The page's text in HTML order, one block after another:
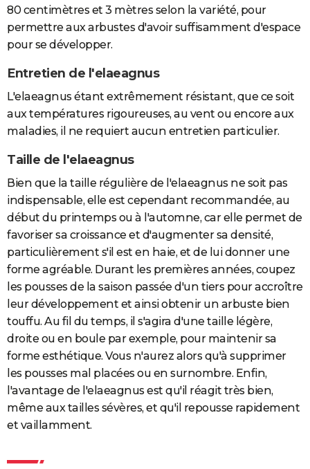
80 centimètres et 3 mètres selon la variété, pour
permettre aux arbustes d'avoir suffisamment d'espace
pour se développer.
Entretien de l'elaeagnus
L'elaeagnus étant extrêmement résistant, que ce soit
aux températures rigoureuses, au vent ou encore aux
maladies, il ne requiert aucun entretien particulier.
Taille de l'elaeagnus
Bien que la taille régulière de l'elaeagnus ne soit pas
indispensable, elle est cependant recommandée, au
début du printemps ou à l'automne, car elle permet de
favoriser sa croissance et d'augmenter sa densité,
particulièrement s'il est en haie, et de lui donner une
forme agréable. Durant les premières années, coupez
les pousses de la saison passée d'un tiers pour accroître
leur développement et ainsi obtenir un arbuste bien
touffu. Au fil du temps, il s'agira d'une taille légère,
droite ou en boule par exemple, pour maintenir sa
forme esthétique. Vous n'aurez alors qu'à supprimer
les pousses mal placées ou en surnombre. Enfin,
l'avantage de l'elaeagnus est qu'il réagit très bien,
même aux tailles sévères, et qu'il repousse rapidement
et vaillamment.